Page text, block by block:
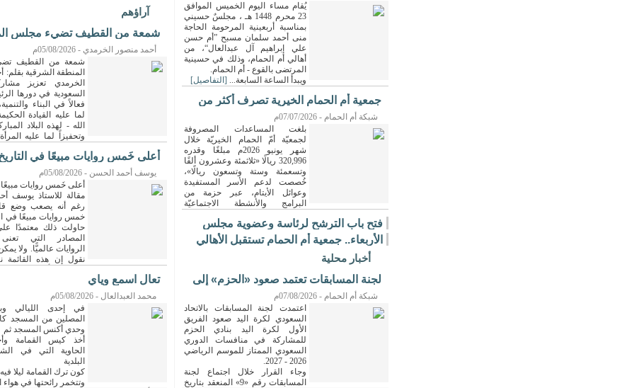
يُقام مساء اليوم الخميس الموافق
23 محرم 1448 هـ ، مجلسٌ حسيني
بمناسبة أربعينية المرحومة الحاجة
منى أحمد سلمان مسبح ”أم حسن
علي إبراهيم آل عبدالعال“، من
أهالي أم الحمام، وذلك في حسينية
المرتضى بالقوع - أم الحمام.
ويبدأ الساعة السابعة... [التفاصيل]
جمعية أم الحمام الخيرية تصرف أكثر من
320 ألف ...
شبكة أم الحمام - 07/07/2026م
بلغت المساعدات المصروفة
لجمعيّة أمّ الحمام الخيريّة خلال
شهر يونيو 2026م مبلغًا وقدره
320,996 ريالًا «ثلاثمئة وعشرون ألفًا
وتسعمئة وستة وتسعون ريالًا»،
خُصصت لدعم الأسر المستفيدة
وعوائل الأيتام، عبر حزمة من
البرامج والأنشطة الاجتماعيّة
[التفاصيل]
فتح باب الترشح لرئاسة وعضوية مجلس
إدارة نادي ...
الأربعاء.. جمعية أم الحمام تستقبل الأهالي
في ...
أخبار محلية
لجنة المسابقات تعتمد صعود «الحزم» إلى
الدوري ...
شبكة أم الحمام - 07/08/2026م
اعتمدت لجنة المسابقات بالاتحاد
السعودي لكرة اليد صعود الفريق
الأول لكرة اليد بنادي الحزم
للمشاركة في منافسات الدوري
السعودي الممتاز للموسم الرياضي
2026 - 2027.
وجاء القرار خلال اجتماع لجنة
المسابقات رقم «9» المنعقد بتاريخ
آراؤهم
شمعة من القطيف تضيء مجلس
الشرقية
أحمد منصور الخرمدي - 05/08/2026م
شمعة من القطيف
المنطقة الشرقية بقلم:
الخرمدي تعزيز
السعودية في دورها
فعالاً في البناء
لما عليه القيادة
الله - لهذه البلاد
وتحفيزاً لما عليه
التعليمية والمهنية المتخصصة، إضافة إلى
والمتميز في المجالات المتعددة والتي من
الخيرية والتطوعية والخدمية الأخرى،
حضورها وتمكنها في قيادة المستقبل وصنع
الرجل وبكل تفوق وإقتدار.
[التفاصيل]
أعلى خَمس روايات مبيعًا في
يوسف أحمد الحسن - 05/08/2026م
أعلى خَمس روايات مبيعًا
مقالة للاستاذ يوسف
رغم أنه يصعب وضع
خمس روايات مبيعًا في
حاولت ذلك معتمدًا
المصادر التي
الروايات عالميًّا. ولا
نقول إن هذه القائمة
النسب العالية لطباعتها وتوزيعها، بمختلف اللغات
‏تعال اسمع وياي
محمد العبدالعال - 05/08/2026م
‏في إحدى الليالي
المصلين من المسجد
وحدي أكنس المسجد ثم
أخذ كيس القمامة
الحاوية التي في
البلدية
كون ترك القمامة ليلا
وتتخمر رائحتها في